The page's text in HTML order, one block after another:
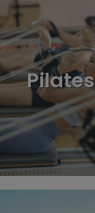
Pilates